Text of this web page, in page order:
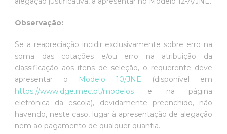
Observação:
Se a reapreciação incidir exclusivamente sobre erro na
soma das cotações e/ou erro na atribuição da
classificação aos itens de seleção, o requerente deve
apresentar o
Modelo 10/JNE (disponível em
https://www.dge.mec.pt/modelos e na página
eletrónica da escola), devidamente preenchido, não
havendo, neste caso, lugar à apresentação de alegação
nem ao pagamento de qualquer quantia.